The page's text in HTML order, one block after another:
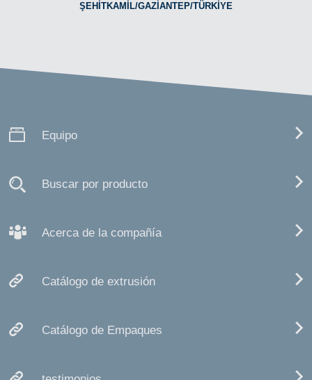
ŞEHİTKAMİL/GAZİANTEP/TÜRKİYE
Equipo
Buscar por producto
Acerca de la compañía
Catálogo de extrusión
Catálogo de Empaques